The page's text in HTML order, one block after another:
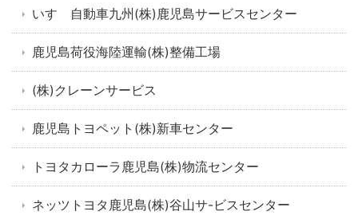
いすゞ自動車九州(株)鹿児島サービスセンター
鹿児島荷役海陸運輸(株)整備工場
(株)クレーンサービス
鹿児島トヨペット(株)新車センター
トヨタカローラ鹿児島(株)物流センター
ネッツトヨタ鹿児島(株)谷山サ-ビスセンター